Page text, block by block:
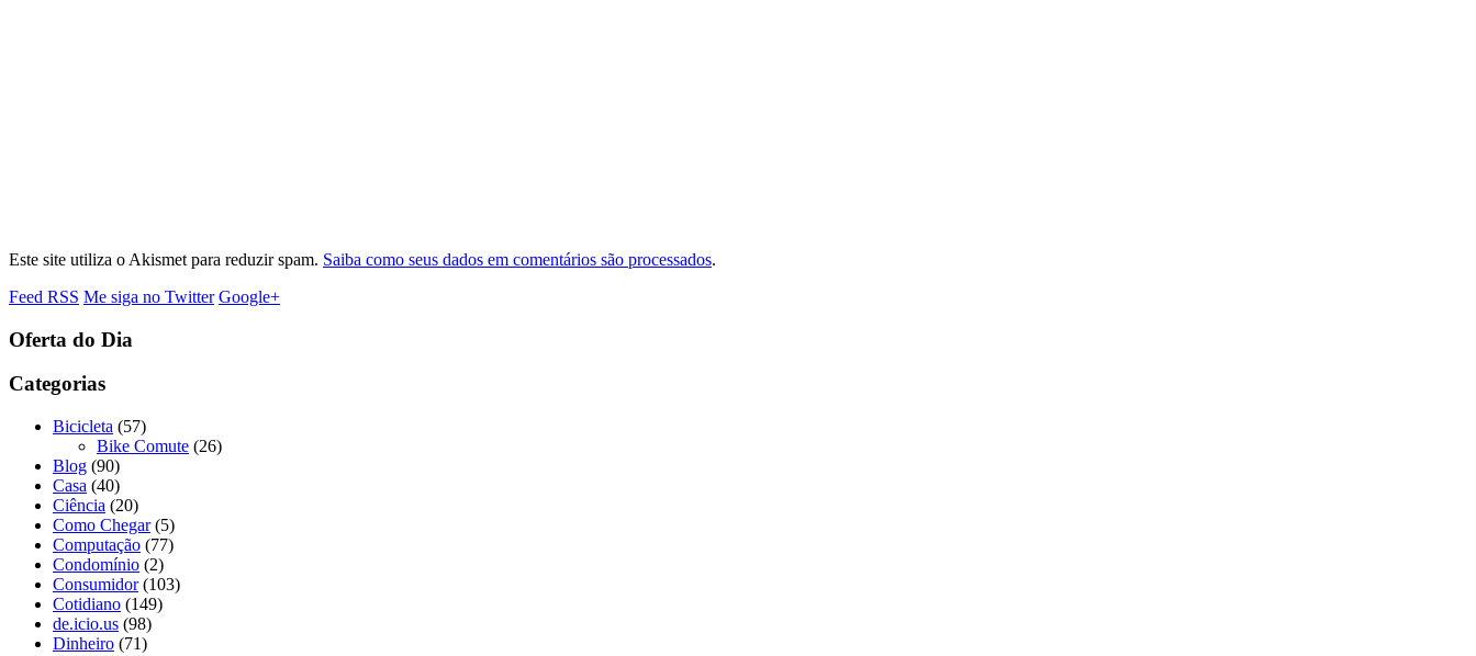
Este site utiliza o Akismet para reduzir spam. Saiba como seus dados em comentários são processados.
Feed RSS Me siga no Twitter Google+
Oferta do Dia
Categorias
Bicicleta (57)
Bike Comute (26)
Blog (90)
Casa (40)
Ciência (20)
Como Chegar(5)
Computação (77)
Condomínio (2)
Consumidor(103)
Cotidiano (149)
de.icio.us (98)
Dinheiro (71)